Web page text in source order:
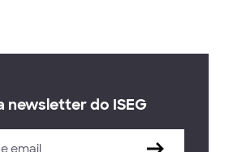
newsletter do ISEG